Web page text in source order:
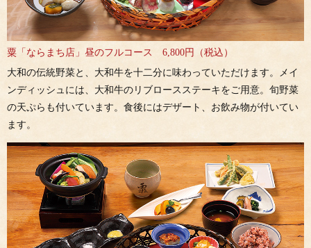
粟「ならまち店」昼のフルコース 6,800円（税込）
大和の伝統野菜と、大和牛を十二分に味わっていただけます。メイ
ンディッシュには、大和牛のリブロースステーキをご用意。旬野菜
の天ぷらも付いています。食後にはデザート、お飲み物が付いてい
ます。